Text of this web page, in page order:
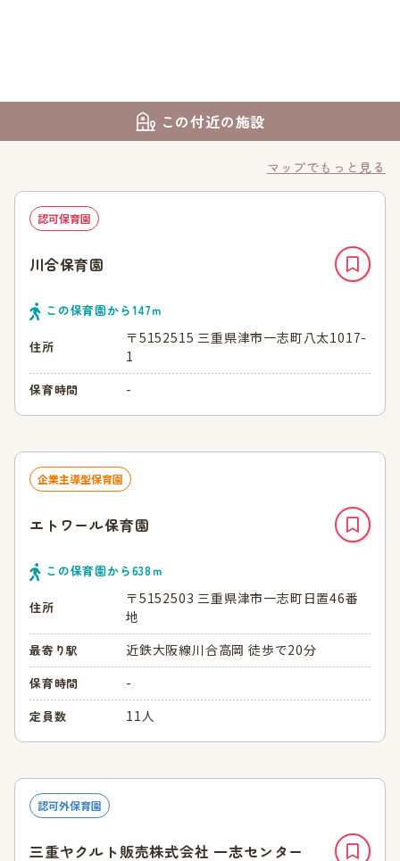
この付近の施設
マップでもっと見る
認可保育園
川合保育園
この保育園から147ｍ
住所
〒5152515 三重県津市一志町八太1017-
1
保育時間 -
企業主導型保育園
エトワール保育園
この保育園から638ｍ
住所
〒5152503 三重県津市一志町日置46番
地
最寄り駅 近鉄大阪線川合高岡 徒歩で20分
保育時間 -
定員数 11人
認可外保育園
三重ヤクルト販売株式会社 一志センター